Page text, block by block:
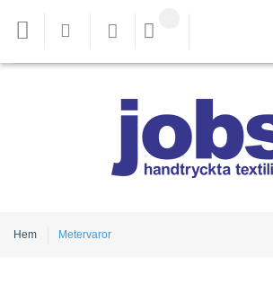
Hem Metervaror